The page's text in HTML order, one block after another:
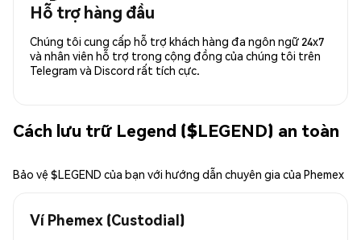
Hỗ trợ hàng đầu
Chúng tôi cung cấp hỗ trợ khách hàng đa ngôn ngữ 24x7
và nhân viên hỗ trợ trong cộng đồng của chúng tôi trên
Telegram và Discord rất tích cực.
Cách lưu trữ Legend ($LEGEND) an toàn
Bảo vệ $LEGEND của bạn với hướng dẫn chuyên gia của Phemex
Ví Phemex (Custodial)